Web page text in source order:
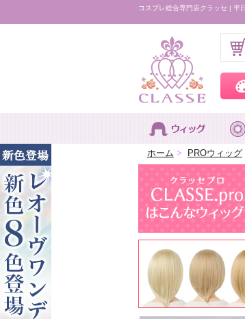
コスプレ総合専門店クラッセ | 平
ホーム > PROウィッグ